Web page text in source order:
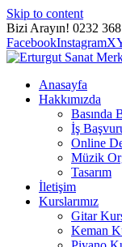
Skip to content
Bizi Arayın! 0232
FacebookInstagramX
Anasayfa
Hakkımızda
Basında
İş
Online
Müzik
Tasarım
İletişim
Kurslarımız
Gitar
Keman